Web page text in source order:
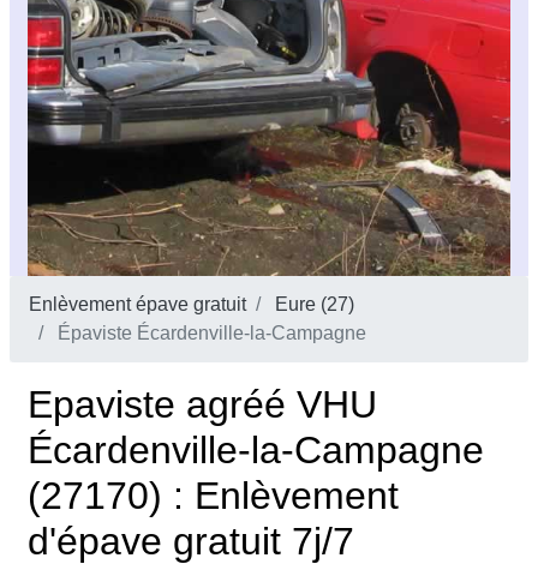
Enlèvement épave gratuit
Eure (27)
Épaviste Écardenville-la-Campagne
Epaviste agréé VHU
Écardenville-la-Campagne
(27170) : Enlèvement
d'épave gratuit 7j/7